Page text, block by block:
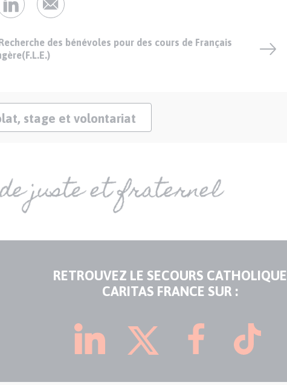
des bénévoles pour des cours de Français
stage et volontariat
RETROUVEZ LE SECOURS CATHOLIQUE
CARITAS FRANCE SUR :